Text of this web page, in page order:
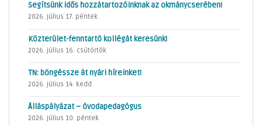
Segítsünk idős hozzátartozóinknak az okmánycserében!
2026. július 17. péntek
Közterület-fenntartó kollégát keresünk!
2026. július 16. csütörtök
TN: böngéssze át nyári híreinket!
2026. július 14. kedd
Álláspályázat – óvodapedagógus
2026. július 10. péntek